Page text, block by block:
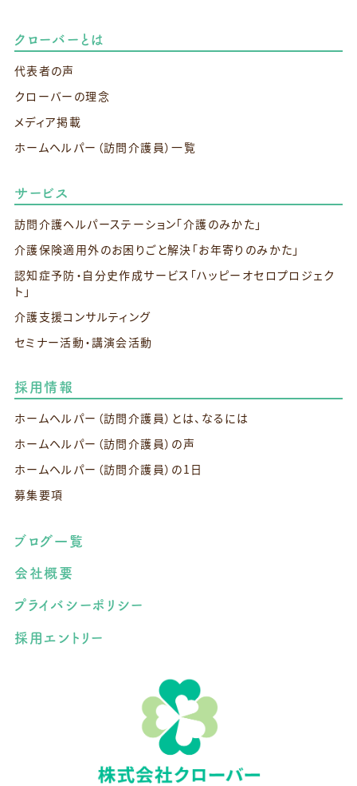
クローバーとは
代表者の声
クローバーの理念
メディア掲載
ホームヘルパー（訪問介護員）一覧
サービス
訪問介護ヘルパーステーション「介護のみかた」
介護保険適用外のお困りごと解決 「お年寄りのみかた」
認知症予防・自分史作成サービス 「ハッピーオセロプロジェク
ト」
介護支援コンサルティング
セミナー活動・講演会活動
採用情報
ホームヘルパー（訪問介護員）とは、なるには
ホームヘルパー（訪問介護員）の声
ホームヘルパー（訪問介護員）の1日
募集要項
ブログ一覧
会社概要
プライバシーポリシー
採用エントリー